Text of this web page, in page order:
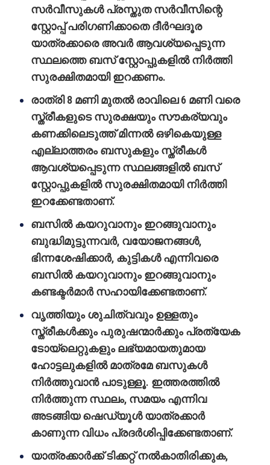
സര്‍വീസുകള്‍ പ്രസ്തുത സർവീസിന്റെ
സ്റ്റോപ്പ് പരിഗണിക്കാതെ ദീര്‍ഘദൂര
യാത്രക്കാരെ അവര്‍ ആവശ്യപ്പെടുന്ന
സ്ഥലത്തെ ബസ് സ്റ്റോപ്പുകളില്‍ നിര്‍ത്തി
സുരക്ഷിതമായി ഇറക്കണം.
രാത്രി 8 മണി മുതല്‍ രാവിലെ 6 മണി വരെ
സ്ത്രീകളുടെ സുരക്ഷയും സൗകര്യവും
കണക്കിലെടുത്ത് മിന്നല്‍ ഒഴികെയുള്ള
എല്ലാത്തരം ബസുകളും സ്ത്രീകള്‍
ആവശ്യപ്പെടുന്ന സ്ഥലങ്ങളില്‍ ബസ്
സ്റ്റോപ്പുകളില്‍ സുരക്ഷിതമായി നിര്‍ത്തി
ഇറക്കേണ്ടതാണ്.
ബസില്‍ കയറുവാനും ഇറങ്ങുവാനും
ബുദ്ധിമുട്ടുന്നവര്‍, വയോജനങ്ങള്‍,
ഭിന്നശേഷിക്കാർ, കുട്ടികള്‍ എന്നിവരെ
ബസില്‍ കയറുവാനും ഇറങ്ങുവാനും
കണ്ടക്ടര്‍മാര്‍ സഹായിക്കേണ്ടതാണ്.
വൃത്തിയും ശുചിത്വവും ഉള്ളതും
സ്ത്രീകള്‍ക്കും പുരുഷന്മാര്‍ക്കും പ്രത്യേക
ടോയ്‌ലെറ്റുകളും ലഭ്യമായതുമായ
ഹോട്ടലുകളില്‍ മാത്രമേ ബസുകള്‍
നിര്‍ത്തുവാന്‍ പാടുള്ളൂ. ഇത്തരത്തില്‍
നിര്‍ത്തുന്ന സ്ഥലം, സമയം എന്നിവ
അടങ്ങിയ ഷെഡ്യൂള്‍ യാത്രക്കാര്‍
കാണുന്ന വിധം പ്രദര്‍ശിപ്പിക്കേണ്ടതാണ്.
യാത്രക്കാര്‍ക്ക് ടിക്കറ്റ് നല്‍കാതിരിക്കുക,